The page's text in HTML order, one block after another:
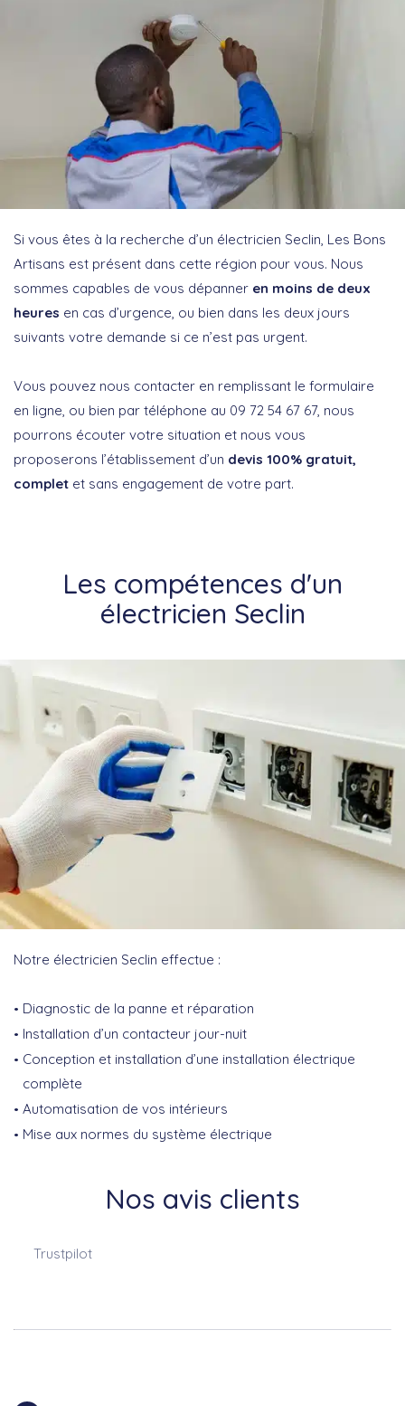
Si vous êtes à la recherche d’un électricien Seclin, Les Bons
Artisans est présent dans cette région pour vous. Nous
sommes capables de vous dépanner en moins de deux
heures en cas d’urgence, ou bien dans les deux jours
suivants votre demande si ce n’est pas urgent.
Vous pouvez nous contacter en remplissant le formulaire
en ligne, ou bien par téléphone au 09 72 54 67 67, nous
pourrons écouter votre situation et nous vous
proposerons l’établissement d’un devis 100% gratuit,
complet et sans engagement de votre part.
Les compétences d'un
électricien Seclin
Notre électricien Seclin effectue :
Diagnostic de la panne et réparation
Installation d’un contacteur jour-nuit
Conception et installation d’une installation électrique
complète
Automatisation de vos intérieurs
Mise aux normes du système électrique
Nos avis clients
Trustpilot